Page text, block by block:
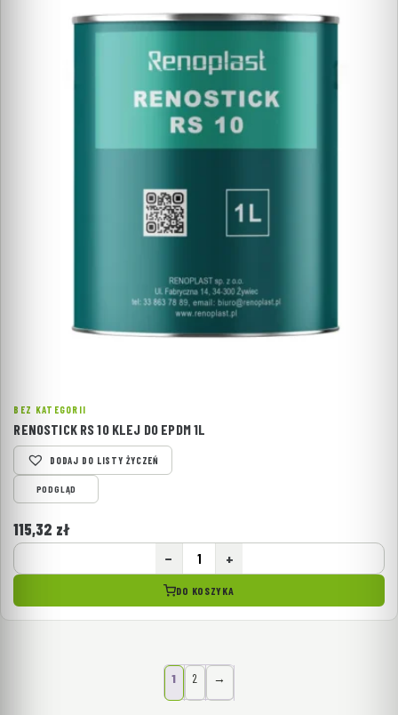
BEZ KATEGORII
RENOSTICK RS 10 KLEJ DO EPDM 1L
DODAJ DO LISTY ŻYCZEŃ
PODGLĄD
115,32 zł
− +
DO KOSZYKA
1 2 →